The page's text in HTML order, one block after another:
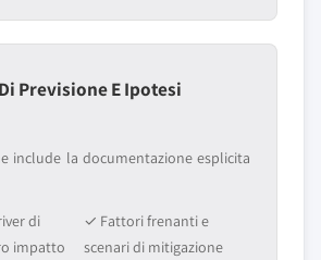
Previsione E Ipotesi
include la documentazione esplicita
di
impatto
✓ Fattori frenanti e
scenari di mitigazione